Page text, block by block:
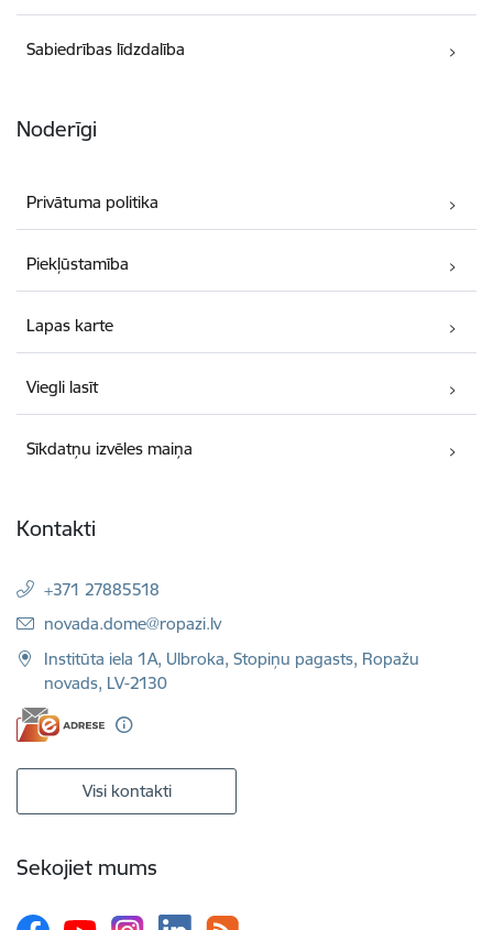
Sabiedrības līdzdalība
Noderīgi
Privātuma politika
Piekļūstamība
Lapas karte
Viegli lasīt
Sīkdatņu izvēles maiņa
Kontakti
+371 27885518
E-pasts:
novada.dome@ropazi.lv
Institūta iela 1A, Ulbroka, Stopiņu pagasts, Ropažu
novads, LV-2130
Visi kontakti
Sekojiet mums